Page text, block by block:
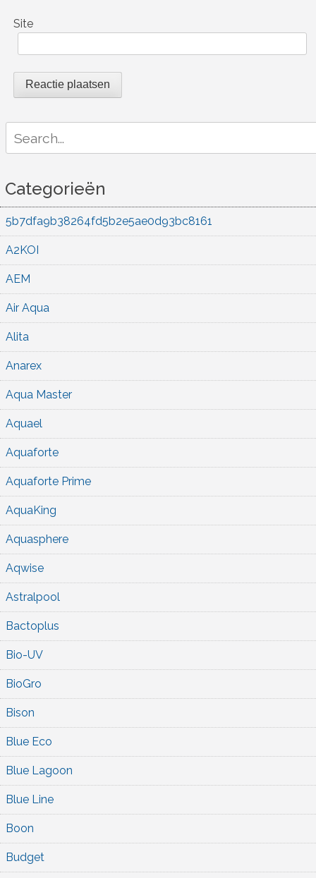
Site
for:
Categorieën
5b7dfa9b38264fd5b2e5ae0d93bc8161
A2KOI
AEM
Air Aqua
Alita
Anarex
Aqua Master
Aquael
Aquaforte
Aquaforte Prime
AquaKing
Aquasphere
Aqwise
Astralpool
Bactoplus
Bio-UV
BioGro
Bison
Blue Eco
Blue Lagoon
Blue Line
Boon
Budget